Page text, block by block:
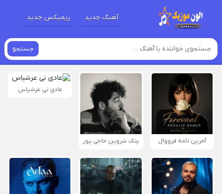
آهنگ جدید ریمیکس جدید
جستجو
آخرین نامه فرووال پتک شروین حاجی پور
عادی نی عرشیاس